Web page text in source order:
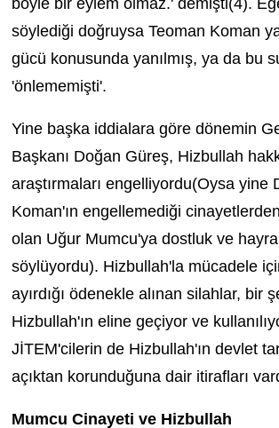
böyle bir eylem olmaz.' demişti(4).
söylediği doğruysa Teoman Koman
gücü konusunda yanılmış, ya da bu
'önlememişti'.
Yine başka iddialara göre dönemin
Başkanı Doğan Güreş, Hizbullah
araştırmaları engelliyordu(Oysa yine
Koman'ın engellemediği
olan Uğur Mumcu'ya dostluk ve
söylüyordu). Hizbullah'la mücadele
ayırdığı ödenekle alınan silahlar, bir
Hizbullah'ın eline geçiyor ve
JİTEM'cilerin de Hizbullah'ın devlet
açıktan korunduğuna dair itirafları
Mumcu Cinayeti ve Hizbullah